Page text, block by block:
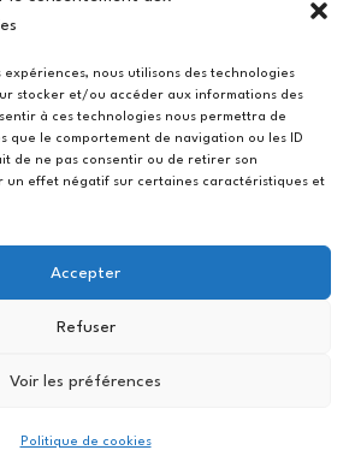
nous utilisons des technologies
stocker et/ou accéder aux informations des
à ces technologies nous permettra de
que le comportement de navigation ou les ID
de ne pas consentir ou de retirer son
un effet négatif sur certaines caractéristiques et
Accepter
Refuser
Voir les préférences
Politique de cookies
(UE)